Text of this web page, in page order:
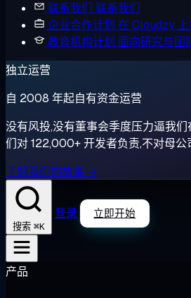
联系我们 联系我们
企业合作计划 在 Cloudzy
教育机构计划 面向研究与团
独立运营
自 2008 年起自有资金运营
没有风投,没有董事会季度压力逼我
们对 122,000+ 开发者负责,不对母公
了解我们的故事 →
搜索 ⌘K
登录 立即开始
产品